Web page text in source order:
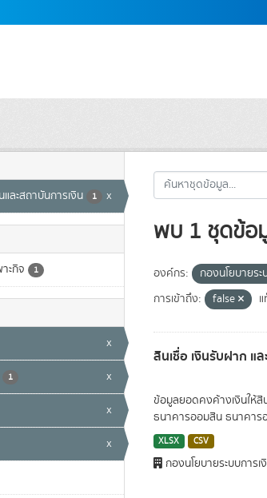
และสถาบันการเงิน 1 x
ะกิจ 1
x
1 x
x
x
พบ 1 ชุดข้อ
องค์กร: กองนโยบายระ
การเข้าถึง:
false
สินเชื่อ เงินรับฝาก แ
ข้อมูลยอดคงค้างเงินให้สิ
ธนาคารออมสิน ธนาคาร
XLSX CSV
กองนโยบายระบบการเ